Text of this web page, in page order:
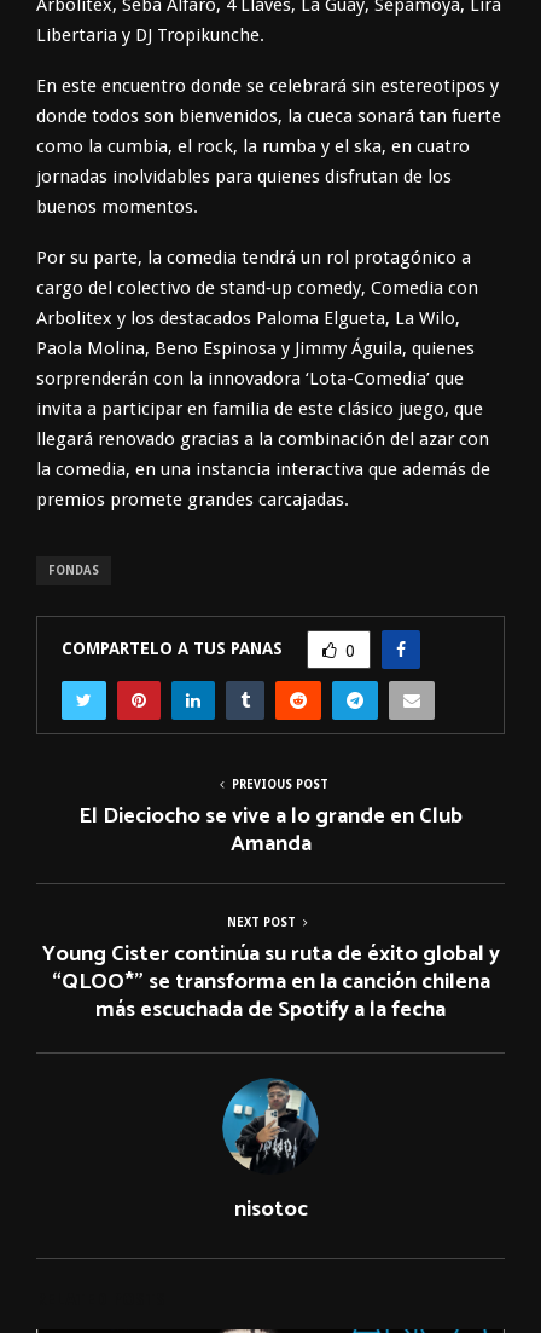
Arbolitex, Seba Alfaro, 4 Llaves, La Guay, Sepamoya, Lira
Libertaria y DJ Tropikunche.
En este encuentro donde se celebrará sin estereotipos y
donde todos son bienvenidos, la cueca sonará tan fuerte
como la cumbia, el rock, la rumba y el ska, en cuatro
jornadas inolvidables para quienes disfrutan de los
buenos momentos.
Por su parte, la comedia tendrá un rol protagónico a
cargo del colectivo de stand‑up comedy, Comedia con
Arbolitex y los destacados Paloma Elgueta, La Wilo,
Paola Molina, Beno Espinosa y Jimmy Águila, quienes
sorprenderán con la innovadora ‘Lota-Comedia’ que
invita a participar en familia de este clásico juego, que
llegará renovado gracias a la combinación del azar con
la comedia, en una instancia interactiva que además de
premios promete grandes carcajadas.
FONDAS
COMPARTELO A TUS PANAS 0
PREVIOUS POST
El Dieciocho se vive a lo grande en Club
Amanda
NEXT POST
Young Cister continúa su ruta de éxito global y
“QLOO*” se transforma en la canción chilena
más escuchada de Spotify a la fecha
nisotoc